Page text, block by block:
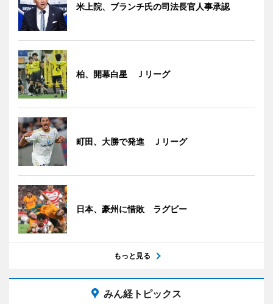
米上院、ブランチ氏の司法長官人事承認
柏、開幕白星 Ｊリーグ
町田、大勝で発進 Ｊリーグ
日本、豪州に惜敗 ラグビー
もっと見る
みん経トピックス